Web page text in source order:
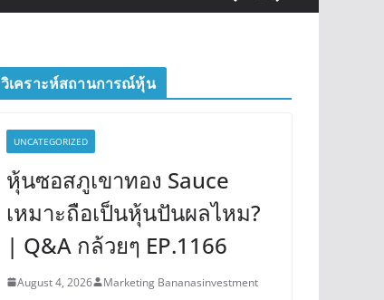
วิเคราะห์สถานการณ์หุ้น
UNCATEGORIZED
หุ้นซอสภูเขาทอง Sauce
เหมาะถือเป็นหุ้นปันผลไหม?
| Q&A กล้วยๆ EP.1166
August 4, 2026 Marketing Bananasinvestment